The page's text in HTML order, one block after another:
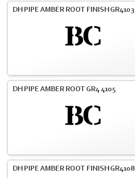
DH PIPE AMBER ROOT FINISH GR4103
DH PIPE AMBER ROOT GR4 4105
DH PIPE AMBER ROOT FINISH GR4108